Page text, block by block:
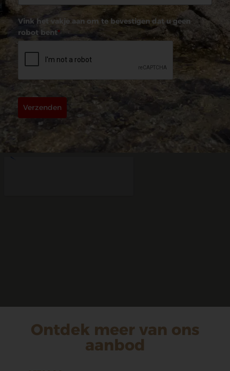
Vink het vakje aan om te bevestigen dat u geen
robot bent*
Verzenden
Ontdek meer van ons
aanbod